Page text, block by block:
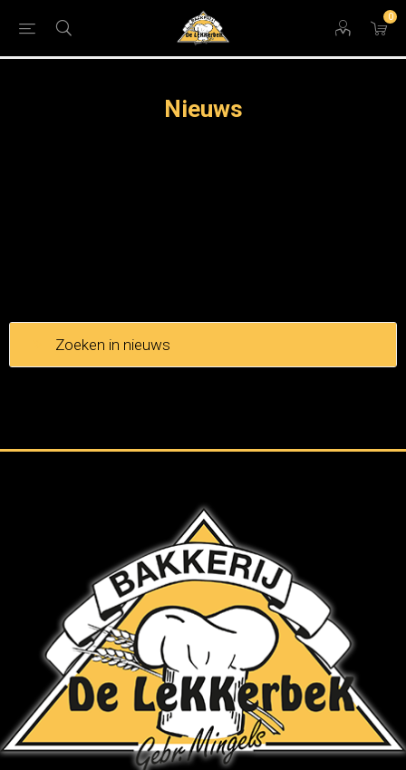
0
Nieuws
Zoeken in nieuws